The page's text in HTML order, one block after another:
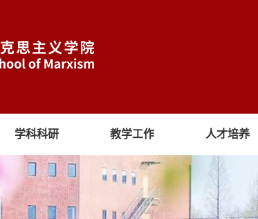
学科科研 教学工作 人才培养